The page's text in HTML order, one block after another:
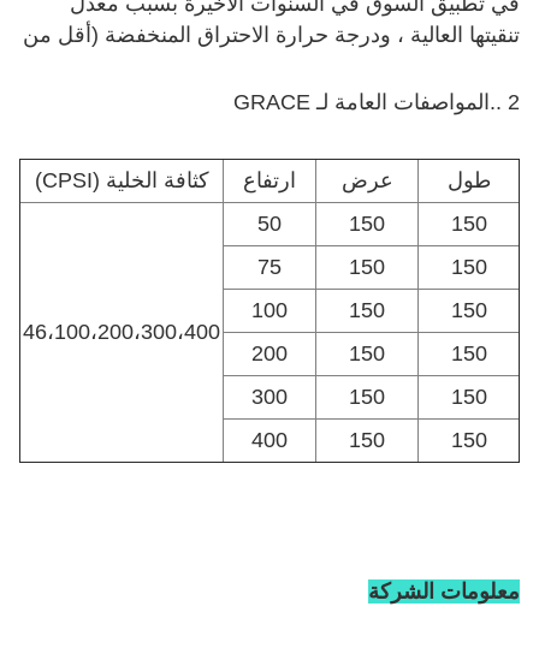
تنقيتها العالية ، ودرجة حرارة الاحتراق المنخفضة (أقل من
وعدم توليد الملوثات الثانوية مثل مثل أكاسيد النيتروجين
التكنولوجيا الرئيسية لنظام الاحتراق التحفيزي ، فإن
تكنولوجيا التوليف وقواعد تطبيق المحفز لها أهمية خاصة.
2 .. المواصفات العامة لـ GRACE
طول عرض ارتفاع
كثافة الخلية (CPSI)
150
150
50
46،100،200،300،400
150
150
75
150
150
100
150
150
200
150
150
300
150
150
400
معلومات الشركة